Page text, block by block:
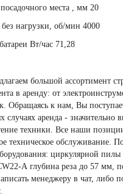
места , мм 20
без нагрузки, об/мин 4000
Вт/час 71,28
большой ассортимент
в аренду: от
Обращаясь к нам, Вы
случаях аренда - значительно
техники. Все наши
техническое обслуживание.
циркулярной пилы
А глубина реза до 57 мм,
менеджеру в чат, либо